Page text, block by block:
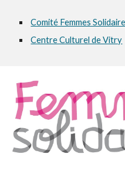
Comité Femmes
Centre Culturel de Vitry